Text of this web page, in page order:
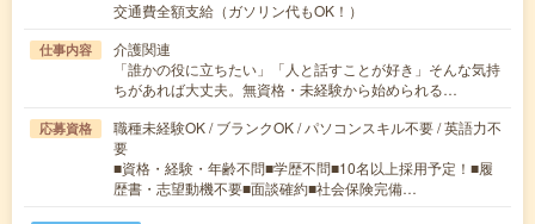
交通費全額支給（ガソリン代もOK！）
仕事内容
介護関連
「誰かの役に立ちたい」「人と話すことが好き」そんな気持
ちがあれば大丈夫。無資格・未経験から始められる…
応募資格
職種未経験OK / ブランクOK / パソコンスキル不要 / 英語力不
要
■資格・経験・年齢不問■学歴不問■10名以上採用予定！■履
歴書・志望動機不要■面談確約■社会保険完備…